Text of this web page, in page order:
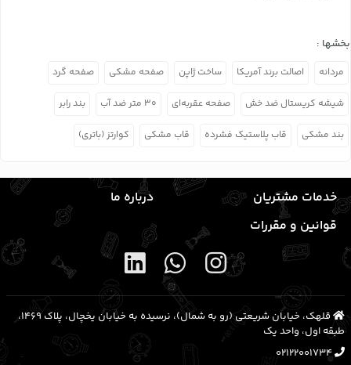
بخشها :
مردانه اصالت برند آمریکا ساخت ژاپن صفحه مشکی صفحه گرد
شیشه کریستال ضد خش صفحه عقربه‌ای ۳۰ متر ضد آب بند رابر
بند مشکی قاب پلاستیک فشرده قاب مشکی کوارتز (باتری)
خدمات مشتریان
درباره ما
قوانین و مقررات
قلهک، خیابان شریعتی (رو به شمال)، نرسیده به خیابان یخچال، پلاک ۱۴۶۹،
طبقه اول، واحد یک
02122001734